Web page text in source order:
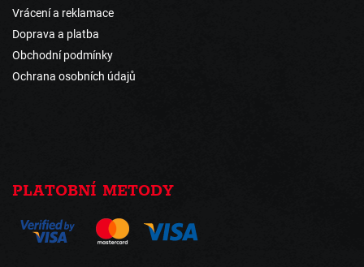
Vrácení a reklamace
Doprava a platba
Obchodní podmínky
Ochrana osobních údajů
PLATOBNÍ METODY